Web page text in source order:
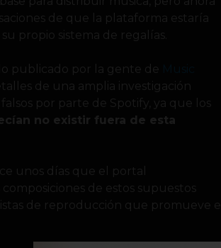
de que la plataforma estaría
propio sistema de regalías.
publicado por la gente de
de una amplia investigación
por parte de Spotify, ya que los
no existir fuera de esta
unos días que el portal
de estos supuestos
de reproducción que promueve el